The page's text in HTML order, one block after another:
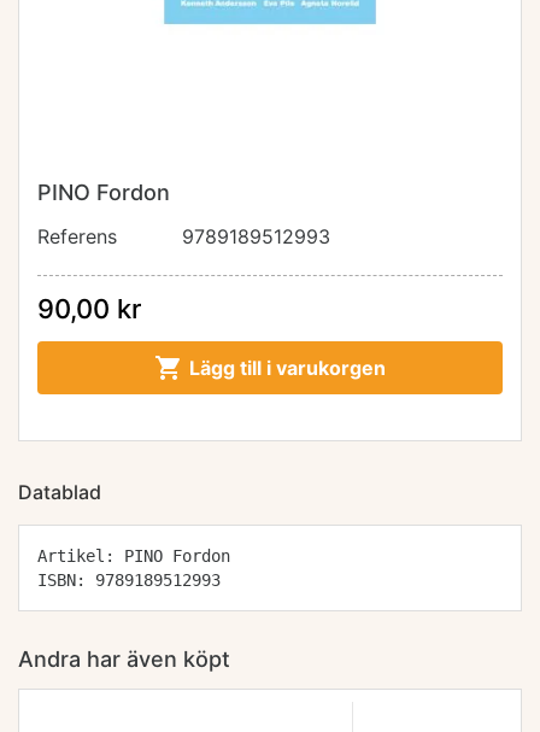
PINO Fordon
Referens 9789189512993
90,00 kr
 Lägg till i varukorgen
Datablad
Artikel: PINO Fordon
ISBN: 9789189512993
Andra har även köpt